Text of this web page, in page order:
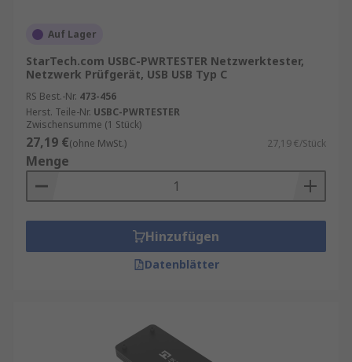
Auf Lager
StarTech.com USBC-PWRTESTER Netzwerktester,
Netzwerk Prüfgerät, USB USB Typ C
RS Best.-Nr. 473-456
Herst. Teile-Nr. USBC-PWRTESTER
Zwischensumme (1 Stück)
27,19 €(ohne MwSt.) 27,19 €/Stück
Menge
Hinzufügen
Datenblätter